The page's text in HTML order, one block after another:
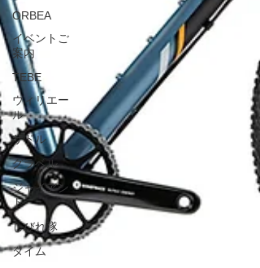
ORBEA
イベントご
案内
TEBE
ウィリエー
ル
サドル
グラベル
ジャイアン
ト
しびれ隊
タイム